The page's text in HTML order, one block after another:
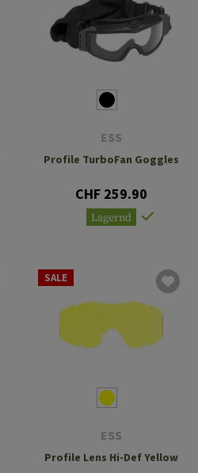
ESS
Profile TurboFan Goggles
CHF 259.90
Lagernd
SALE
ESS
Profile Lens Hi-Def Yellow